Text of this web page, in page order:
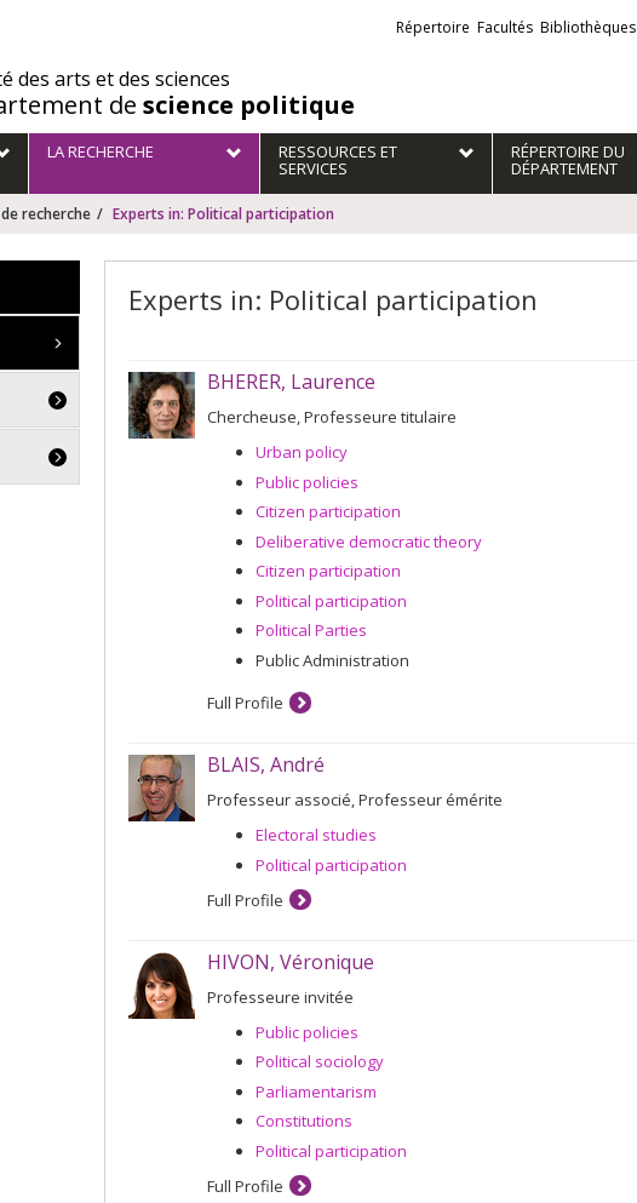
des arts et des sciences
de science politique
Liens
externes
Répertoire Facultés Bibliothèques
LA RECHERCHE RESSOURCES ET
SERVICES
RÉPERTOIRE DU
DÉPARTEMENT
recherche Experts in: Political participation
Experts in: Political participation
BHERER, Laurence
Chercheuse, Professeure titulaire
Urban policy
Public policies
Citizen participation
Deliberative democratic theory
Citizen participation
Political participation
Political Parties
Public Administration
Full Profile
BLAIS, André
Professeur associé, Professeur émérite
Electoral studies
Political participation
Full Profile
HIVON, Véronique
Professeure invitée
Public policies
Political sociology
Parliamentarism
Constitutions
Political participation
Full Profile